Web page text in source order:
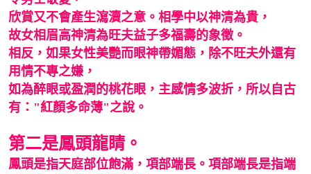
欣賞又不會產生瀉瀆之意。相學中以神清為貴，
故女相眉高神清為旺夫益子多福壽的象徵。
相反，如果女性美艷而眼神帶媚態，除不旺夫外還有
用情不專之嫌，
如為醉眼或盈潤的桃花眼，主感情多波折，所以自古
有："紅顏多命薄"之說。
第二是鳳頭龍睛。
鳳頭是指天庭部位飽滿，項部端長。項部端長是指端